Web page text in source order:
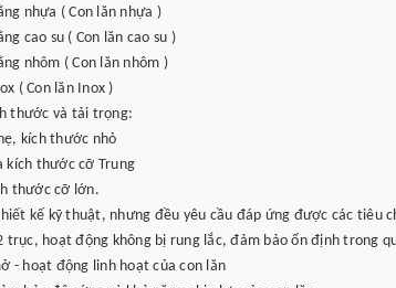
nhựa ( Con lăn nhựa )
cao su ( Con lăn cao su )
nhôm ( Con lăn nhôm )
( Con lăn Inox )
thước và tải trọng:
kích thước nhỏ
kích thước cỡ Trung
thước cỡ lớn.
kế kỹ thuật, nhưng đều yêu cầu đáp ứng được các tiêu
trục, hoạt động không bị rung lắc, đảm bảo ổn định trong
- hoạt động linh hoạt của con lăn